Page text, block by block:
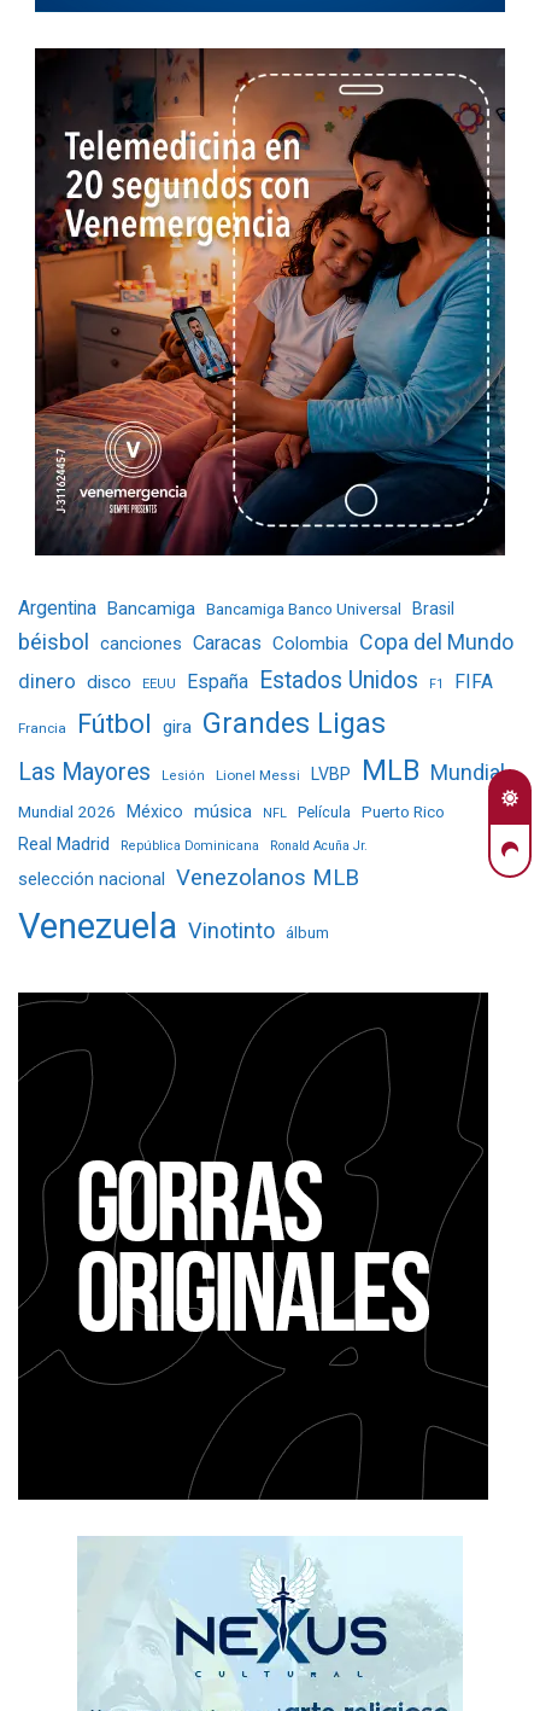
Argentina Bancamiga Bancamiga Banco Universal Brasil
béisbol canciones Caracas Colombia Copa del Mundo
dinero disco EEUU España Estados Unidos F1 FIFA
Francia Fútbol gira Grandes Ligas
Las Mayores Lesión Lionel Messi LVBP MLB Mundial
Mundial 2026 México música NFL Película Puerto Rico
Real Madrid República Dominicana Ronald Acuña Jr.
selección nacional Venezolanos MLB
Venezuela Vinotinto álbum